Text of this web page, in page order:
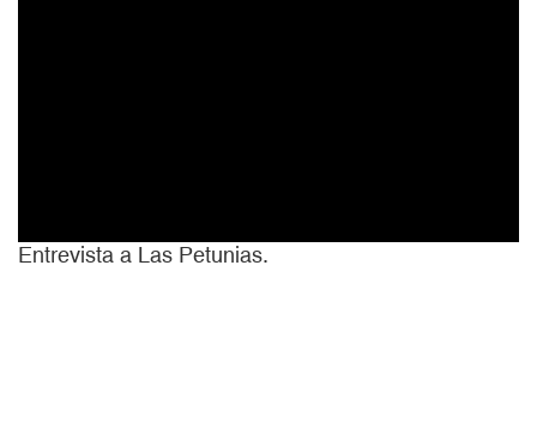
Entrevista a Las Petunias.